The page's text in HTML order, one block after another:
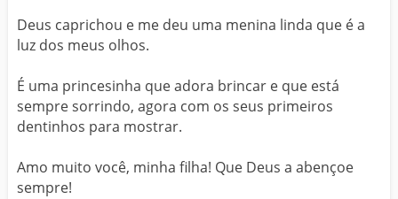
Deus caprichou e me deu uma menina linda que é a
luz dos meus olhos.
É uma princesinha que adora brincar e que está
sempre sorrindo, agora com os seus primeiros
dentinhos para mostrar.
Amo muito você, minha filha! Que Deus a abençoe
sempre!